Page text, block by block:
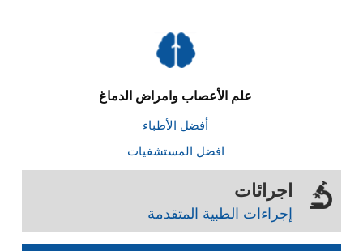
طب الاذن والحنجرة والانف
اجرائات
إجراءات الطبية المتقدمة